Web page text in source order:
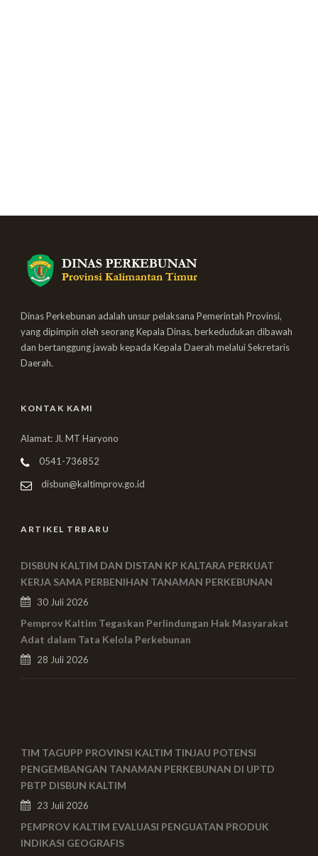
Dinas Perkebunan adalah unsur pelaksana Pemerintah Provinsi,
yang dipimpin oleh seorang Kepala Dinas, berkedudukan dibawah
dan bertanggung jawab kepada Kepala Daerah melalui Sekretaris
Daerah.
KONTAK KAMI
Alamat: Jl. MT Haryono
0541-736852
disbun@kaltimprov.go.id
ARTIKEL TRBARU
DISBUN KALTIM DAN DISTAN KP KALTARA PERKUAT
KERJA SAMA PERBENIHAN TANAMAN PERKEBUNAN
30 Juli 2026
Pemprov Kaltim Tegaskan Perlindungan Hak Masyarakat
Adat dalam Tata Kelola Perkebunan
28 Juli 2026
TIM TAGUPP PROVINSI KALTIM TINJAU POTENSI
PENGEMBANGAN TANAMAN PERKEBUNAN DI UPTD
PBTP DISBUN KALTIM
23 Juli 2026
PEMPROV KALTIM EVALUASI PENGUATAN PRODUK
INDIKASI GEOGRAFIS